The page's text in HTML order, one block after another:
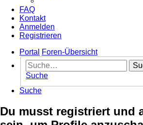
FAQ
Kontakt
Anmelden
Registrieren
Portal
Foren-Übersicht
Suche
Suche
Du musst registriert und